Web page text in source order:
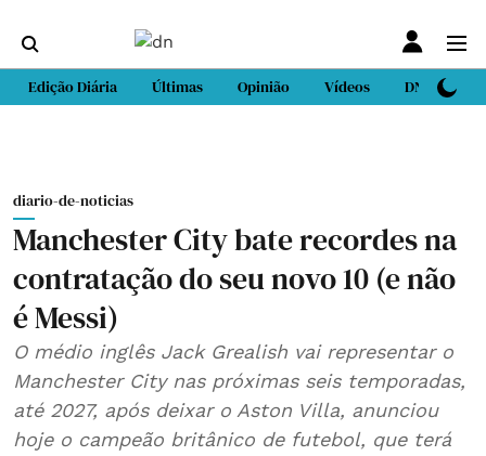
Edição Diária Últimas Opinião Vídeos DN Sport
diario-de-noticias
Manchester City bate recordes na
contratação do seu novo 10 (e não
é Messi)
O médio inglês Jack Grealish vai representar o
Manchester City nas próximas seis temporadas,
até 2027, após deixar o Aston Villa, anunciou
hoje o campeão britânico de futebol, que terá